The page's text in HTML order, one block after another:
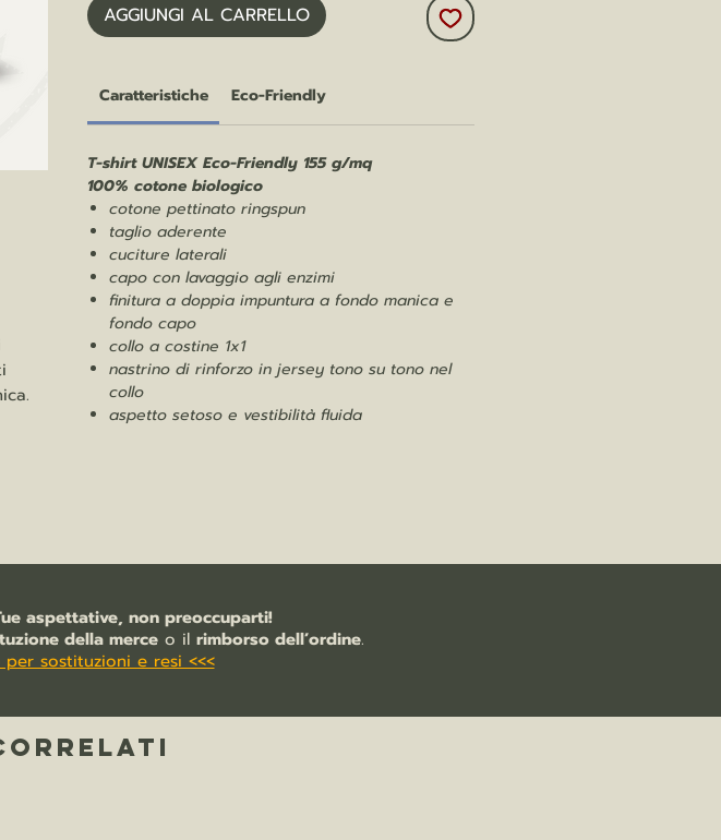
AGGIUNGI AL CARRELLO
Caratteristiche Eco-Friendly
T-shirt UNISEX Eco-Friendly 155 g/mq
100% cotone biologico
cotone pettinato ringspun
taglio aderente
cuciture laterali
capo con lavaggio agli enzimi
finitura a doppia impuntura a fondo manica e
fondo capo
collo a costine 1x1
nastrino di rinforzo in jersey tono su tono nel
collo
aspetto setoso e vestibilità fluida
aspettative, non preoccuparti!
della merce o il rimborso dell’ordine.
sostituzioni e resi <<<